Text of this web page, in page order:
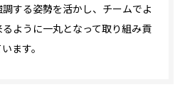
する姿勢を活かし、チームでよ
ように一丸となって取り組み貢
ます。